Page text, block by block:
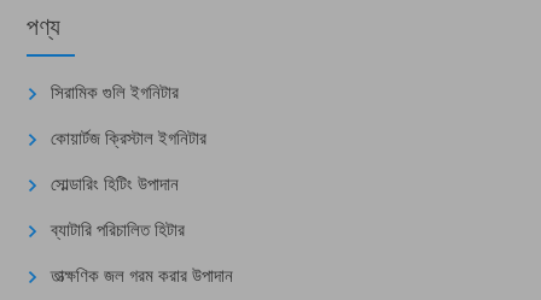
পণ্য
সিরামিক গুলি ইগনিটার
কোয়ার্টজ ক্রিস্টাল ইগনিটার
সোল্ডারিং হিটিং উপাদান
ব্যাটারি পরিচালিত হিটার
তাত্ক্ষণিক জল গরম করার উপাদান